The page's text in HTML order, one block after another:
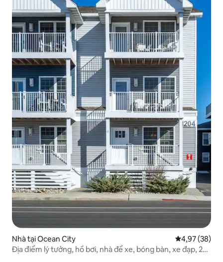
Nhà tại Ocean City Xếp hạng
4,97 (38)
Địa điểm lý tưởng, hồ bơi, nhà để xe, bóng bàn, xe đạp, 2